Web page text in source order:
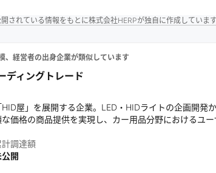
されている情報をもとに株式会社HERPが独自に作成していま
、経営者の出身企業が類似しています
ディングトレード
屋」を展開する企業。LED・HIDライトの企画開発
価格の商品提供を実現し、カー用品分野におけるユ
計調達額
開